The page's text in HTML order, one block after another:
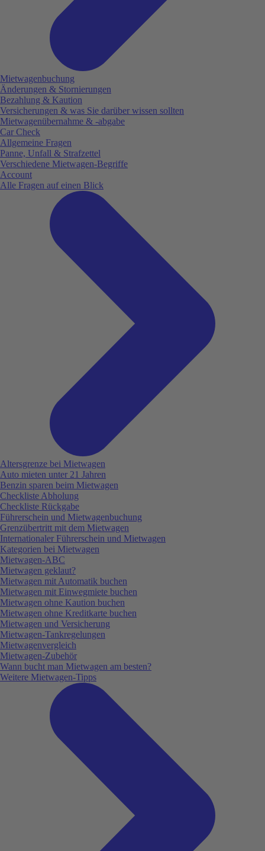
Mietwagenbuchung
Änderungen & Stornierungen
Bezahlung & Kaution
Versicherungen & was Sie darüber wissen sollten
Mietwagenübernahme & -abgabe
Car Check
Allgemeine Fragen
Panne, Unfall & Strafzettel
Verschiedene Mietwagen-Begriffe
Account
Alle Fragen auf einen Blick
Altersgrenze bei Mietwagen
Auto mieten unter 21 Jahren
Benzin sparen beim Mietwagen
Checkliste Abholung
Checkliste Rückgabe
Führerschein und Mietwagenbuchung
Grenzübertritt mit dem Mietwagen
Internationaler Führerschein und Mietwagen
Kategorien bei Mietwagen
Mietwagen-ABC
Mietwagen geklaut?
Mietwagen mit Automatik buchen
Mietwagen mit Einwegmiete buchen
Mietwagen ohne Kaution buchen
Mietwagen ohne Kreditkarte buchen
Mietwagen und Versicherung
Mietwagen-Tankregelungen
Mietwagenvergleich
Mietwagen-Zubehör
Wann bucht man Mietwagen am besten?
Weitere Mietwagen-Tipps